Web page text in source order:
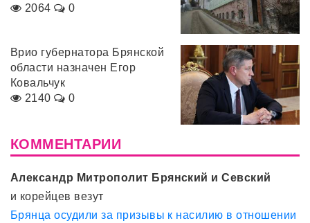
2064
0
Врио губернатора Брянской
области назначен Егор
Ковальчук
2140
0
КОММЕНТАРИИ
Александр Митрополит Брянский и Севский
и корейцев везут
Брянца осудили за призывы к насилию в отношении